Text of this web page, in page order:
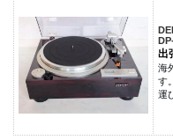
出
海
す
運